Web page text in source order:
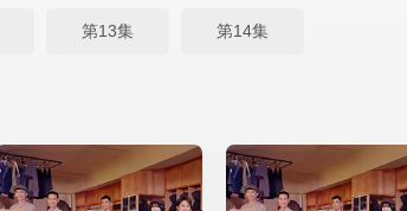
第13集 第14集